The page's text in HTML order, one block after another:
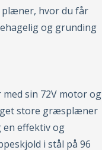
plæner, hvor du får
og grunding
med sin 72V motor og
store græsplæner
en effektiv og
i stål på 96